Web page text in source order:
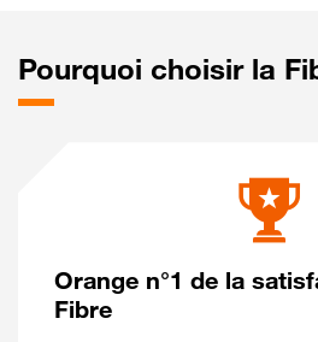
Pourquoi choisir la
Orange n°1 de la
Fibre